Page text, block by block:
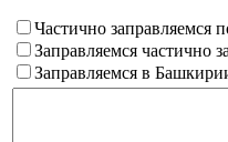
Частично заправляемся
Заправляемся частично
Заправляемся в